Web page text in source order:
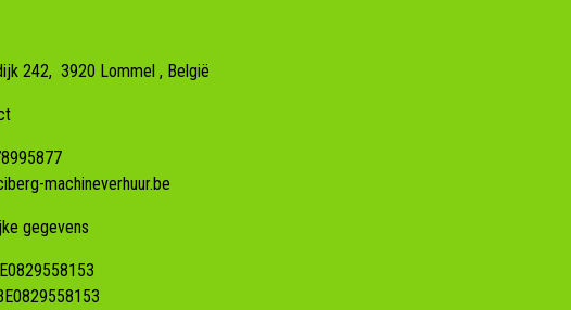
242, 3920 Lommel , België
machineverhuur.be
gegevens